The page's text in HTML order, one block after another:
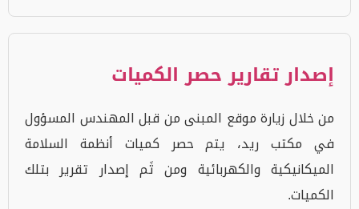
إصدار تقارير حصر الكميات
من خلال زيارة موقع المبنى من قبل المهندس المسؤول
في مكتب ريد، يتم حصر كميات أنظمة السلامة
الميكانيكية والكهربائية ومن ثَم إصدار تقرير بتلك
الكميات.